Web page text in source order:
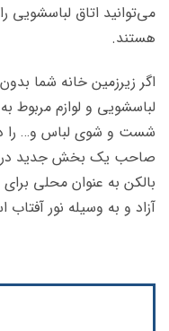
می‌­توانید اتاق لباسشویی
هستند.
اگر زیرزمین خانه شما
لباسشویی و لوازم مربوط
شست و شوی لباس و… را در
صاحب یک بخش جدید در
بالکن به عنوان محلی
آزاد و به وسیله نور